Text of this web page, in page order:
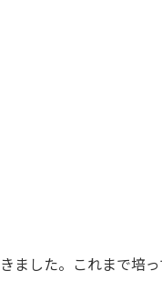
した。これまで培